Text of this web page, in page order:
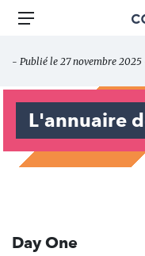
Aller
principal
des
Menu
- Publié le 27 novembre
L'annuaire
Day One